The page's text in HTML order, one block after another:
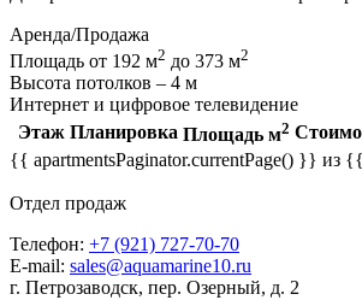
Аренда/Продажа
Площадь от 192 м2 до 373 м2
Высота потолков – 4 м
Интернет и цифровое телевидение
Этаж Планировка Площадь м2
{{ apartmentsPaginator.currentPage() }} из
Отдел продаж
Телефон: +7 (921) 727-70-70
E-mail: sales@aquamarine10.ru
г. Петрозаводск, пер. Озерный, д. 2